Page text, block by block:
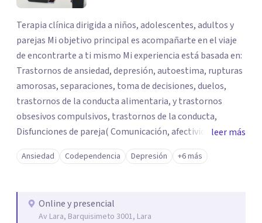
Terapia clínica dirigida a niños, adolescentes, adultos y
parejas Mi objetivo principal es acompañarte en el viaje
de encontrarte a ti mismo Mi experiencia está basada en:
Trastornos de ansiedad, depresión, autoestima, rupturas
amorosas, separaciones, toma de decisiones, duelos,
trastornos de la conducta alimentaria, y trastornos
obsesivos compulsivos, trastornos de la conducta,
Disfunciones de pareja( Comunicación, afectividad,
infidelidad, Divorcios) y otros procesos de la vida
cotidiana. Recuerda: Asistir a terapia es un acto de
importante por eso cuida de ella Contáctame y agenda tu
cita conmigo
leer más
Ansiedad Codependencia Depresión +6 más
Online y presencial
Av Lara, Barquisimeto 3001, Lara